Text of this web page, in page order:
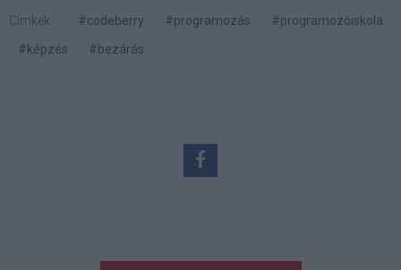
Címkék: #codeberry #programozás
#programozóiskola
#képzés
#bezárás